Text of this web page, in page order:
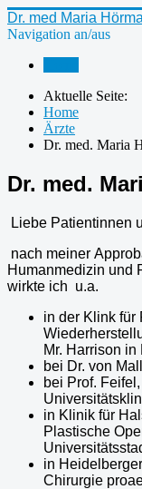
Dr. med Maria
Navigation an/aus
Aktuelle Seite:
Home
Ärzte
Dr. med. Maria
Dr. med.
Liebe Patientinnen
nach meiner
Humanmedizin und
wirkte ich u.a.
in der Klink für
Mr. Harrison
bei Dr. von
bei Prof.
in Klinik für
Plastische
in
Chirurgie